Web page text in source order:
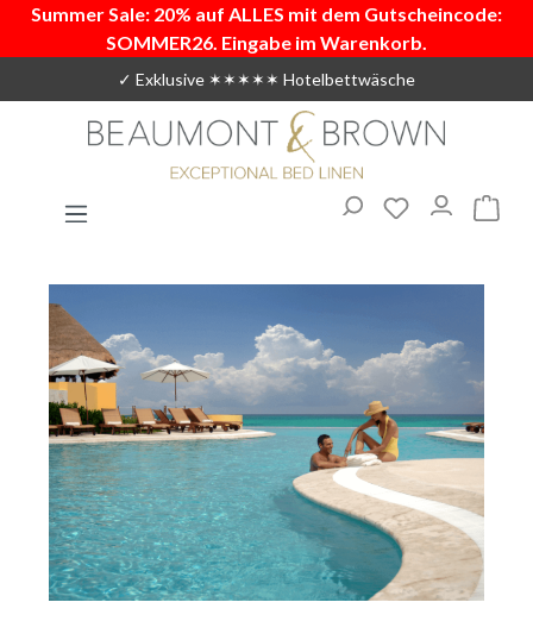
Zum Hauptinhalt springen
Summer Sale: 20% auf ALLES mit dem Gutscheincode:
SOMMER26. Eingabe im Warenkorb.
✓ Exklusive ✶✶✶✶✶ Hotelbettwäsche
Du hast 0